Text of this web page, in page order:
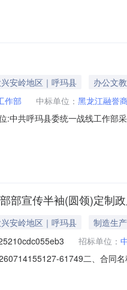
安岭地区｜呼玛县
办公文教
作部 中标单位： 黑龙江融誉
:中共呼玛县委统一战线工作部
部宣传半袖(圆领)定制
安岭地区｜呼玛县
制造生产
招标单位：
61749二、合同
合同主要信息主要标的：序号